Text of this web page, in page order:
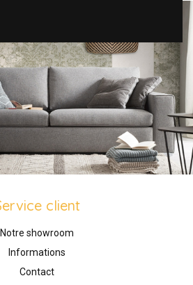
client
Notre showroom
Informations
Contact